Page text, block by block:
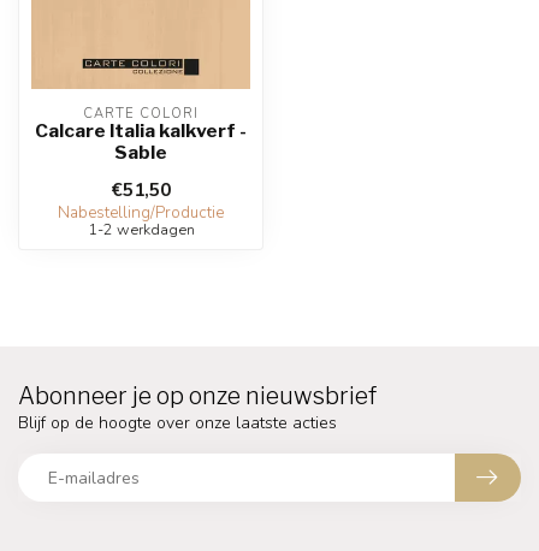
CARTE COLORI
Calcare Italia kalkverf -
Sable
€51,50
Nabestelling/Productie
1-2 werkdagen
Abonneer je op onze nieuwsbrief
Blijf op de hoogte over onze laatste acties